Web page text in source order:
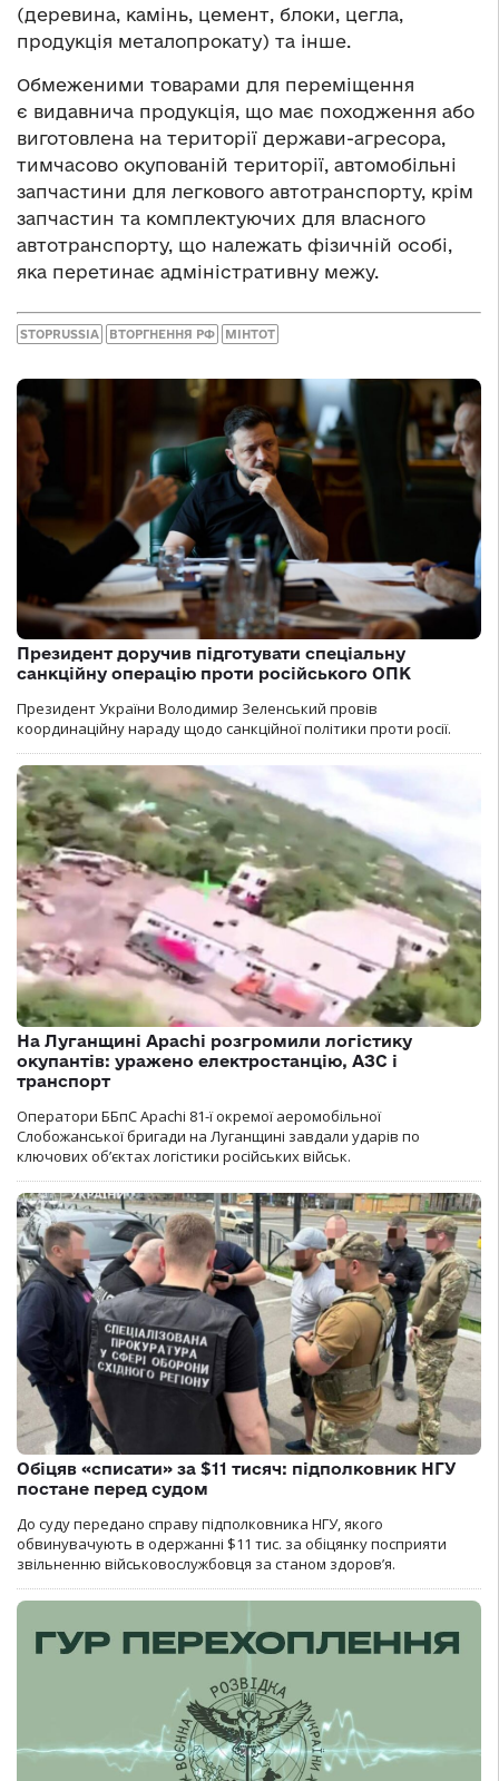
(деревина, камінь, цемент, блоки, цегла,
продукція металопрокату) та інше.
Обмеженими товарами для переміщення
є видавнича продукція, що має походження або
виготовлена на території держави-агресора,
тимчасово окупованій території, автомобільні
запчастини для легкового автотранспорту, крім
запчастин та комплектуючих для власного
автотранспорту, що належать фізичній особі,
яка перетинає адміністративну межу.
STOPRUSSIA ВТОРГНЕННЯ РФ МІНТОТ
Президент доручив підготувати спеціальну
санкційну операцію проти російського ОПК
Президент України Володимир Зеленський провів
координаційну нараду щодо санкційної політики проти росії.
На Луганщині Apachi розгромили логістику
окупантів: уражено електростанцію, АЗС і
транспорт
Оператори ББпС Apachi 81-ї окремої аеромобільної
Слобожанської бригади на Луганщині завдали ударів по
ключових об’єктах логістики російських військ.
Обіцяв «списати» за $11 тисяч: підполковник НГУ
постане перед судом
До суду передано справу підполковника НГУ, якого
обвинувачують в одержанні $11 тис. за обіцянку посприяти
звільненню військовослужбовця за станом здоров’я.